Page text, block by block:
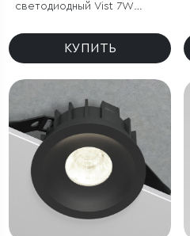
светодиодный Vist 7W
КУПИТЬ